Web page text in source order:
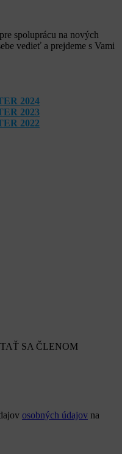
spoluprácu na nových
vedieť a prejdeme s Vami
2024
2023
2022
SA ČLENOM
osobných údajov na